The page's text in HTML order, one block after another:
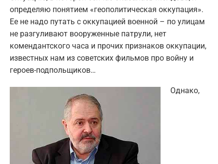
определяю понятием «геополитическая оккупация».
Ее не надо путать с оккупацией военной – по улицам
не разгуливают вооруженные патрули, нет
комендантского часа и прочих признаков оккупации,
известных нам из советских фильмов про войну и
героев-подпольщиков…
Однако,